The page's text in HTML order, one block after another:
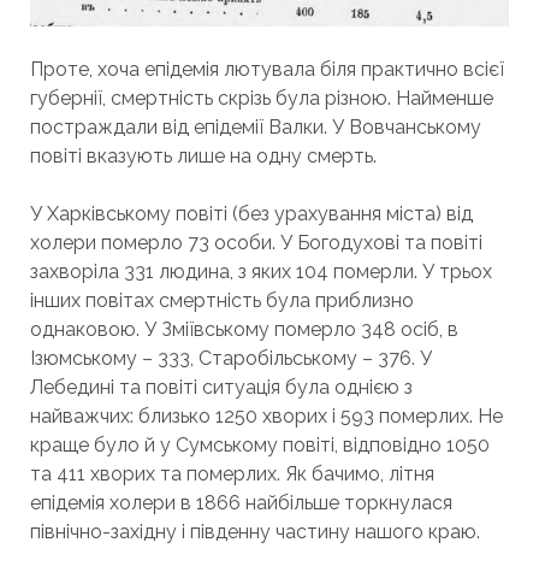
Проте, хоча епідемія лютувала біля практично всієї
губернії, смертність скрізь була різною. Найменше
постраждали від епідемії Валки. У Вовчанському
повіті вказують лише на одну смерть.
У Харківському повіті (без урахування міста) від
холери померло 73 особи. У Богодухові та повіті
захворіла 331 людина, з яких 104 померли. У трьох
інших повітах смертність була приблизно
однаковою. У Зміївському померло 348 осіб, в
Ізюмському – 333, Старобільському – 376. У
Лебедині та повіті ситуація була однією з
найважчих: близько 1250 хворих і 593 померлих. Не
краще було й у Сумському повіті, відповідно 1050
та 411 хворих та померлих. Як бачимо, літня
епідемія холери в 1866 найбільше торкнулася
північно-західну і південну частину нашого краю.